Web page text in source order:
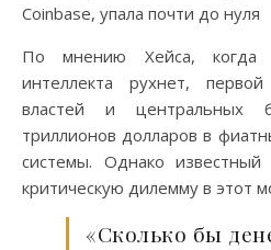
Coinbase, упала почти до нуля
По мнению Хейса, когда
интеллекта рухнет,
властей и центральных
триллионов долларов в
системы. Однако известный
критическую дилемму в этот
«Сколько бы